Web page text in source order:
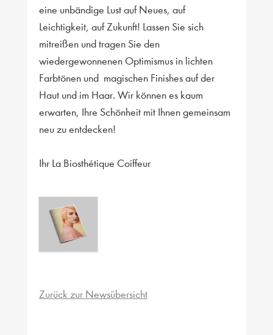
eine unbändige Lust auf Neues, auf
Leichtigkeit, auf Zukunft! Lassen Sie sich
mitreißen und tragen Sie den
wiedergewonnenen Optimismus in lichten
Farbtönen und magischen Finishes auf der
Haut und im Haar. Wir können es kaum
erwarten, Ihre Schönheit mit Ihnen gemeinsam
neu zu entdecken!
Ihr La Biosthétique Coiffeur
Zurück zur Newsübersicht